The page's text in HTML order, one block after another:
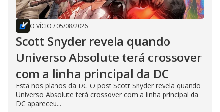
O VÍCIO / 05/08/2026
Scott Snyder revela quando
Universo Absolute terá crossover
com a linha principal da DC
Está nos planos da DC O post Scott Snyder revela quando
Universo Absolute terá crossover com a linha principal da
DC apareceu...